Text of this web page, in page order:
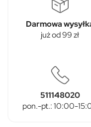
Darmowa
już od 99 zł
511148020
pon.-pt.: 10:00-